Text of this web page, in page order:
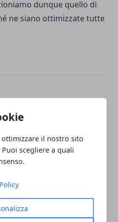
il nostro sito
scegliere a quali
dunque quello di
ne siano ottimizzate tutte
Articolo Successivo